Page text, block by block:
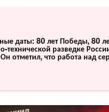
даты: 80 лет Победы, 80
разведке
отметил, что работа над